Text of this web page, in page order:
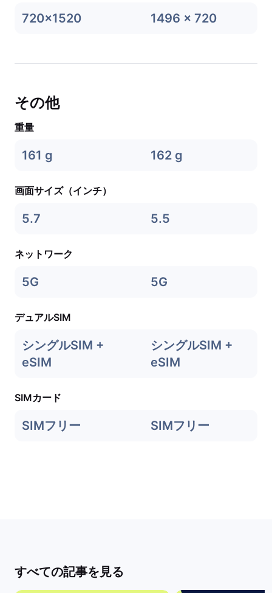
720x1520 1496 x 720
その他
重量
161 g 162 g
画面サイズ（インチ）
5.7 5.5
ネットワーク
5G 5G
デュアルSIM
シングルSIM +
eSIM
シングルSIM +
eSIM
SIMカード
SIMフリー SIMフリー
すべての記事を見る